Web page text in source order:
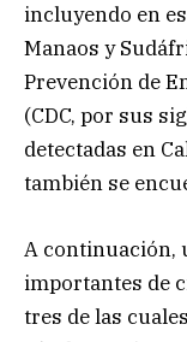
incluyendo en
Manaos y
Prevención de
(CDC, por sus
detectadas en
también se
A continuación,
importantes de
tres de las